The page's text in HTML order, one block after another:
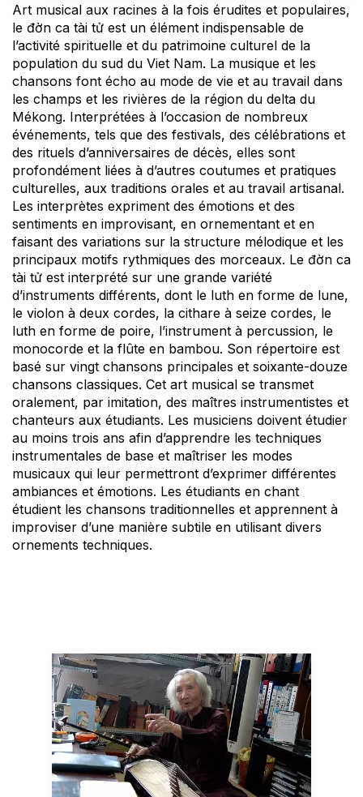
Art musical aux racines à la fois érudites et populaires,
le đờn ca tài tử est un élément indispensable de
l’activité spirituelle et du patrimoine culturel de la
population du sud du Viet Nam. La musique et les
chansons font écho au mode de vie et au travail dans
les champs et les rivières de la région du delta du
Mékong. Interprétées à l’occasion de nombreux
événements, tels que des festivals, des célébrations et
des rituels d’anniversaires de décès, elles sont
profondément liées à d’autres coutumes et pratiques
culturelles, aux traditions orales et au travail artisanal.
Les interprètes expriment des émotions et des
sentiments en improvisant, en ornementant et en
faisant des variations sur la structure mélodique et les
principaux motifs rythmiques des morceaux. Le đờn ca
tài tử est interprété sur une grande variété
d’instruments différents, dont le luth en forme de lune,
le violon à deux cordes, la cithare à seize cordes, le
luth en forme de poire, l’instrument à percussion, le
monocorde et la flûte en bambou. Son répertoire est
basé sur vingt chansons principales et soixante-douze
chansons classiques. Cet art musical se transmet
oralement, par imitation, des maîtres instrumentistes et
chanteurs aux étudiants. Les musiciens doivent étudier
au moins trois ans afin d’apprendre les techniques
instrumentales de base et maîtriser les modes
musicaux qui leur permettront d’exprimer différentes
ambiances et émotions. Les étudiants en chant
étudient les chansons traditionnelles et apprennent à
improviser d’une manière subtile en utilisant divers
ornements techniques.